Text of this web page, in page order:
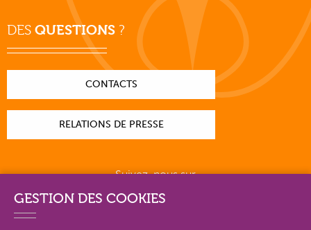
DES QUESTIONS ?
CONTACTS
RELATIONS DE PRESSE
Suivez-nous sur
GESTION DES COOKIES